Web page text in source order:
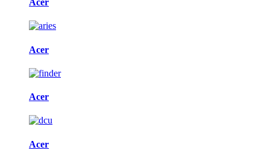
Acer
Acer
Acer
Acer